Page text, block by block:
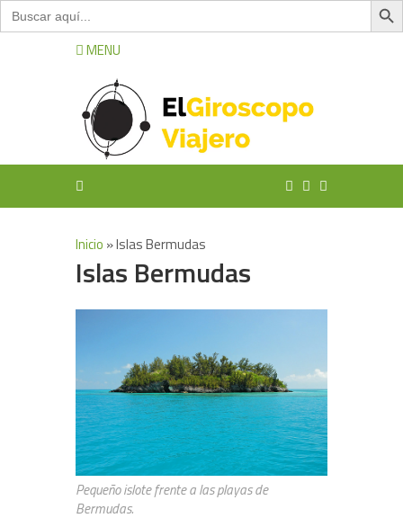
Buscar:
MENU
Inicio »Islas Bermudas
Islas Bermudas
Pequeño islote frente a las playas de
Bermudas.